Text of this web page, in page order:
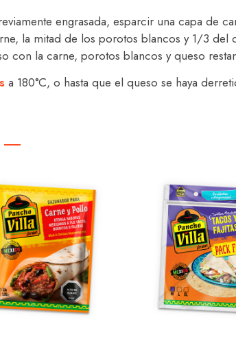
engrasada, esparcir una capa de
la mitad de los porotos blancos y 1/3 del
con la carne, porotos blancos y queso
a 180°C, o hasta que el queso se haya